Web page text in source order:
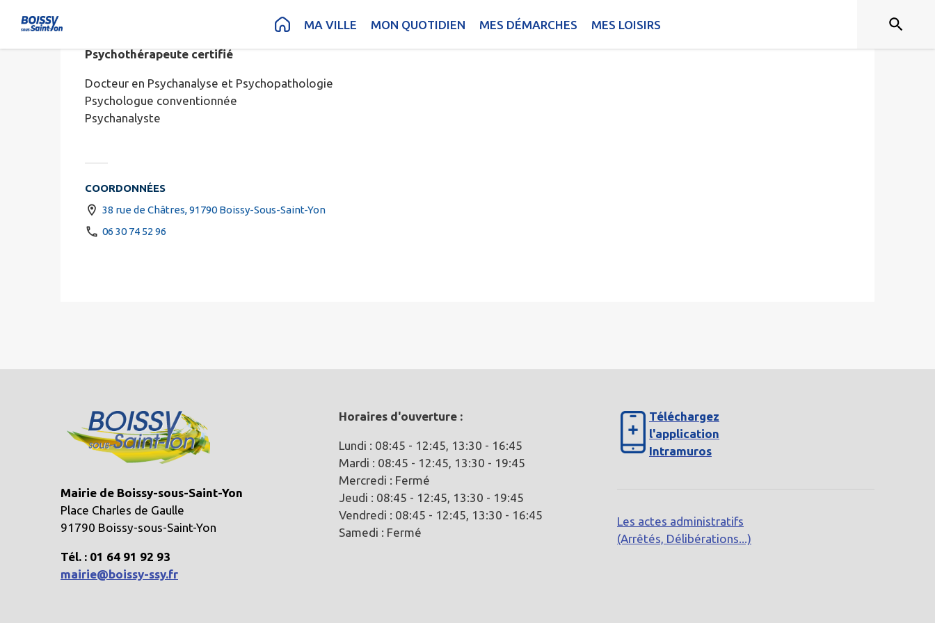
Contenu MA VILLE MON QUOTIDIEN MES DÉMARCHES MES LOISIRS
Edith LEMAIRE
Psychothérapeute certifié
Docteur en Psychanalyse et Psychopathologie
Psychologue conventionnée
Psychanalyste
COORDONNÉES
38 rue de Châtres, 91790 Boissy-Sous-Saint-Yon
06 30 74 52 96
Mairie de Boissy-sous-Saint-Yon
Place Charles de Gaulle
91790 Boissy-sous-Saint-Yon
Tél. : 01 64 91 92 93
mairie@boissy-ssy.fr
Horaires d'ouverture :
Lundi : 08:45 - 12:45, 13:30 - 16:45
Mardi : 08:45 - 12:45, 13:30 - 19:45
Mercredi : Fermé
Jeudi : 08:45 - 12:45, 13:30 - 19:45
Vendredi : 08:45 - 12:45, 13:30 - 16:45
Samedi : Fermé
Téléchargez
l'application
Intramuros
Les actes administratifs
(Arrêtés, Délibérations...)